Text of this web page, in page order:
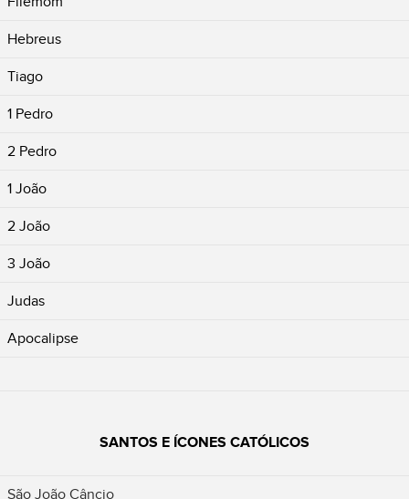
Hebreus
Tiago
1 Pedro
2 Pedro
1 João
2 João
3 João
Judas
Apocalipse
SANTOS E ÍCONES CATÓLICOS
São João Câncio